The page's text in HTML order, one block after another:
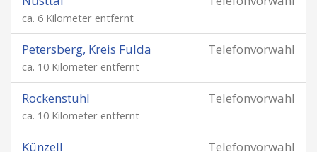
ca. 6 Kilometer entfernt
Telefonvorwahl
Petersberg, Kreis Fulda
ca. 10 Kilometer entfernt
Telefonvorwahl
Rockenstuhl
ca. 10 Kilometer entfernt
Telefonvorwahl
Künzell